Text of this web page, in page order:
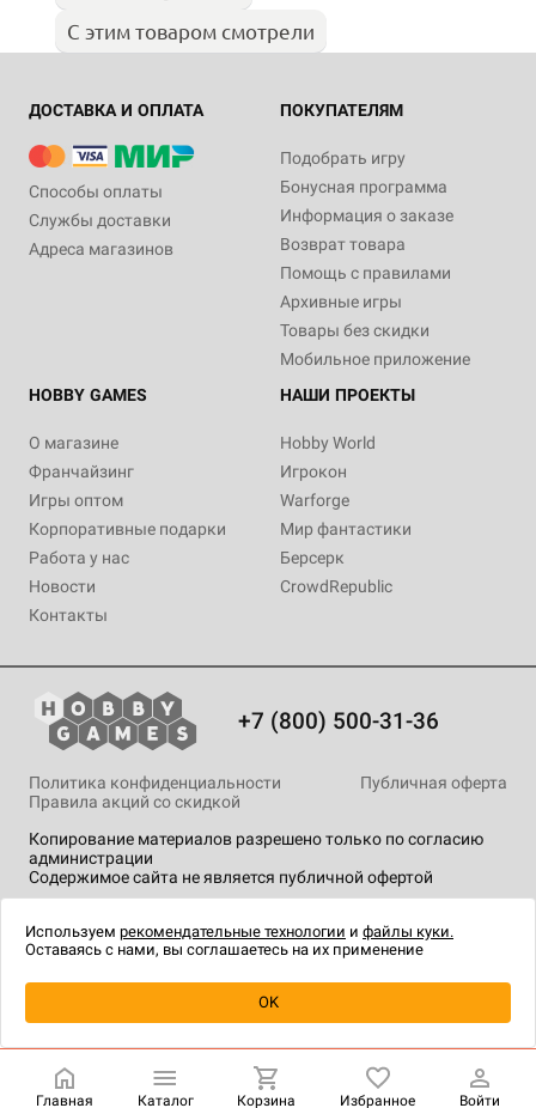
Купить| 1 990 ₽
С этим товаром смотрели
ДОСТАВКА И ОПЛАТА
Способы оплаты
Службы доставки
Адреса магазинов
ПОКУПАТЕЛЯМ
Подобрать игру
Бонусная программа
Информация о заказе
Возврат товара
Помощь с правилами
Архивные игры
Товары без скидки
Мобильное приложение
HOBBY GAMES
О магазине
Франчайзинг
Игры оптом
Корпоративные подарки
Работа у нас
Новости
Контакты
НАШИ ПРОЕКТЫ
Hobby World
Игрокон
Warforge
Мир фантастики
Берсерк
CrowdRepublic
+7 (800) 500-31-36
Копирование материалов разрешено только по согласию
администрации
Содержимое сайта не является публичной офертой
Политика конфиденциальности
Публичная оферта
Правила акций со скидкой
технологии.
Главная Каталог Корзина Избранное Войти
Используем рекомендательные технологии и файлы куки.
Оставаясь с нами, вы соглашаетесь на их применение
OK